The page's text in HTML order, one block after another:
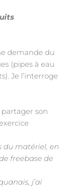
demande du
(pipes à eau
Je l’interroge
son
du matériel, en
freebase de
j’ai